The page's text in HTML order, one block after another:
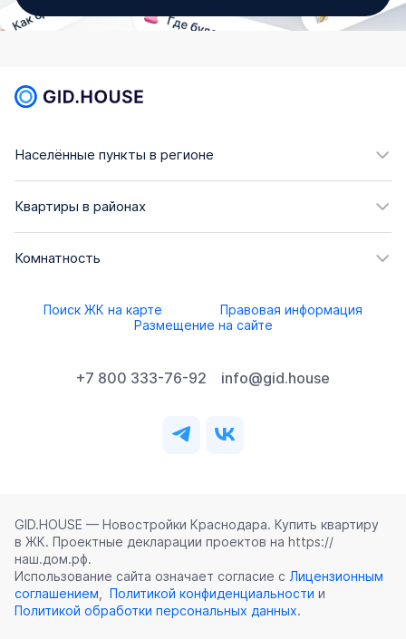
Населённые пункты в регионе
Квартиры в районах
Комнатность
Поиск ЖК на карте
Правовая информация
Размещение на сайте
+7 800 333-76-92 info@gid.house
GID.HOUSE — Новостройки Краснодара. Купить квартиру
в ЖК. Проектные декларации проектов на https://
наш.дом.рф.
Использование сайта означает согласие с Лицензионным
соглашением
Политикой конфиденциальности и
Политикой обработки персональных данных.